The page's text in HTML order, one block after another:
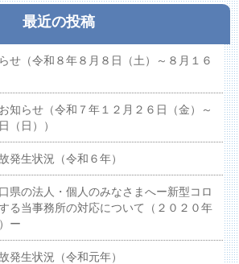
最近の投稿
せ（令和８年８月８日（土）～８月１６
知らせ（令和７年１２月２６日（金）～
（日））
発生状況（令和６年）
県の法人・個人のみなさまへー新型コロ
る当事務所の対応について（２０２０年
ー
発生状況（令和元年）